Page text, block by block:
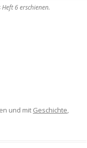
6 erschienen.
und mit Geschichte,